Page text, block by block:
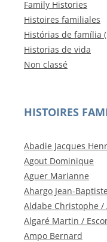
Family Histories
Histoires familiales
Histórias de família
Historias de vida
Non classé
HISTOIRES
Abadie Jacques
Agout Dominique
Aguer Marianne
Ahargo Jean-
Aldabe Christophe /
Algaré Martin /
Ampo Bernard